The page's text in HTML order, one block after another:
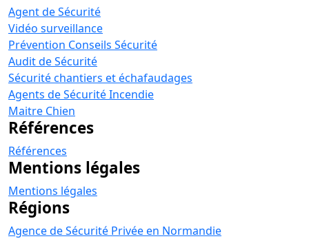
Agent de Sécurité
Vidéo surveillance
Prévention Conseils Sécurité
Audit de Sécurité
Sécurité chantiers et échafaudages
Agents de Sécurité Incendie
Maitre Chien
Références
Références
Mentions légales
Mentions légales
Régions
Agence de Sécurité Privée en Normandie